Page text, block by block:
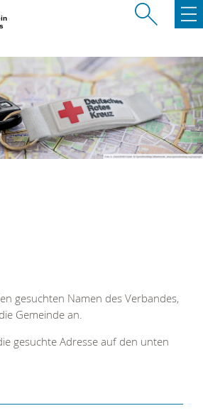
gesuchten Namen des Verbandes,
Gemeinde an.
gesuchte Adresse auf den unten